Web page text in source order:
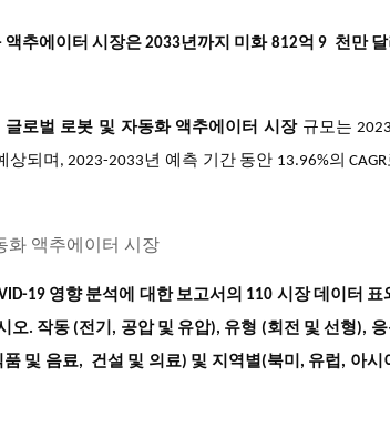
액추에이터 시장은2033년까지 미화 812억 9 천만
글로벌 로봇 및 자동화 액추에이터 시장규모는
되며, 2023-2033년 예측 기간 동안 13.96%의
19 영향 분석에 대한 보고서의 110 시장 데이터 표
. 작동 (전기, 공압 및 유압), 유형 (회전 및 선형),
및 음료, 건설 및 의료) 및 지역별(북미, 유럽, 아시